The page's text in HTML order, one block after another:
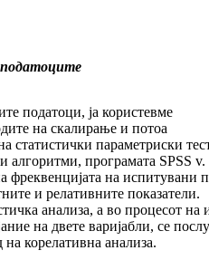
податоци, ја ко­ристевме
на скалирање и потоа
статистички па­ра­мет­рис­ки
ал­го­рит­ми, про­гра­мата SPSS v.
фреквенцијата на ис­пи­тувани
и рела­тив­ни­те по­ка­затели­.
ана­лиза, а во про­цесот на
на двете ва­ри­јаб­ли, се
ко­ре­лативна ана­ли­за.